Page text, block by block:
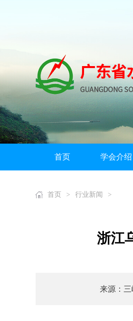
首页 学会介绍
首页 > 行业新闻 >
浙江
来源：